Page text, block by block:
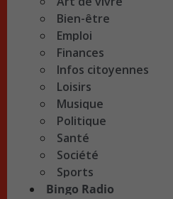
Bien-être
Emploi
Finances
Infos citoyennes
Loisirs
Musique
Politique
Santé
Société
Sports
Bingo Radio